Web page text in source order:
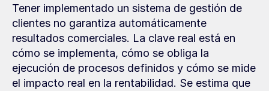
Tener implementado un sistema de gestión de
clientes no garantiza automáticamente
resultados comerciales. La clave real está en
cómo se implementa, cómo se obliga la
ejecución de procesos definidos y cómo se mide
el impacto real en la rentabilidad. Se estima que